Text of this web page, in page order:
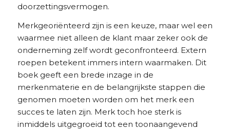
doorzettingsvermogen.
Merkgeoriënteerd zijn is een keuze, maar wel een
waarmee niet alleen de klant maar zeker ook de
onderneming zelf wordt geconfronteerd. Extern
roepen betekent immers intern waarmaken. Dit
boek geeft een brede inzage in de
merkenmaterie en de belangrijkste stappen die
genomen moeten worden om het merk een
succes te laten zijn. Merk toch hoe sterk is
inmiddels uitgegroeid tot een toonaangevend